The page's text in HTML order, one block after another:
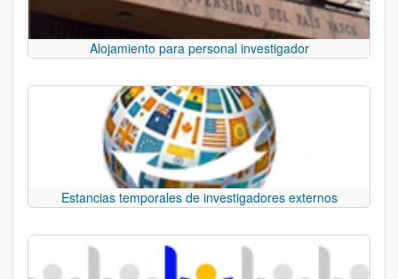
Alojamiento para personal investigador
Estancias temporales de investigadores externos